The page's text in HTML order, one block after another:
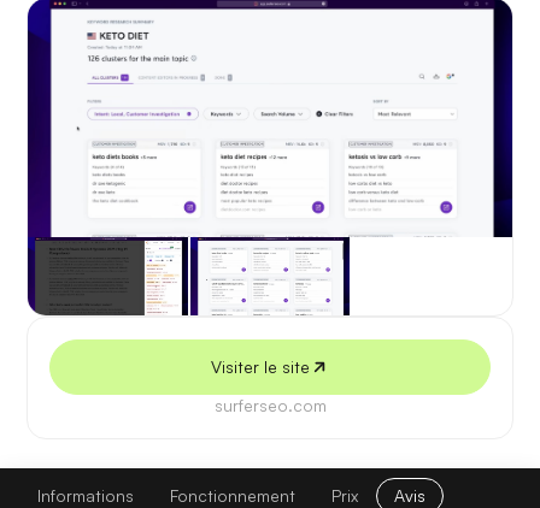
5 juillet 2026
Visiter le site
surferseo.com
SurferSEO
Visiter le site
Informations
Fonctionnement Prix Avis